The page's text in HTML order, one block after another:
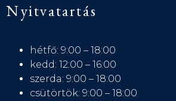
Nyitvatartás
hétfő: 9:00 – 18:00
kedd: 12:00 – 16:00
szerda: 9:00 – 18:00
csütörtök: 9:00 – 18:00